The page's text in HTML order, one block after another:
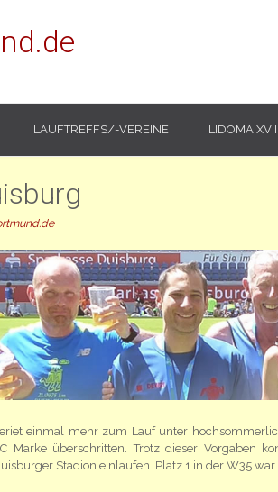
LAUFTREFFS/-VEREINE LIDOMA XVIII
einmal mehr zum Lauf unter
Marke überschritten. Trotz dieser Vorgaben
Stadion einlaufen. Platz 1 in der W35